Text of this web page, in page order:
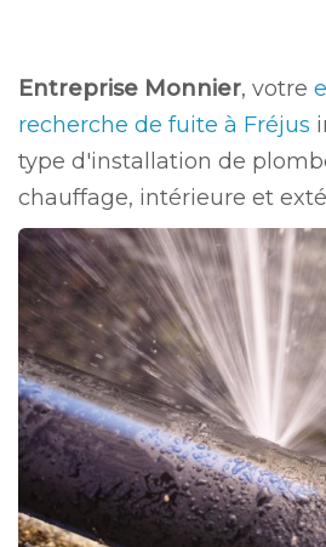
Entreprise Monnier, votre
recherche de fuite à Fréjus
type d'installation de
chauffage, intérieure et